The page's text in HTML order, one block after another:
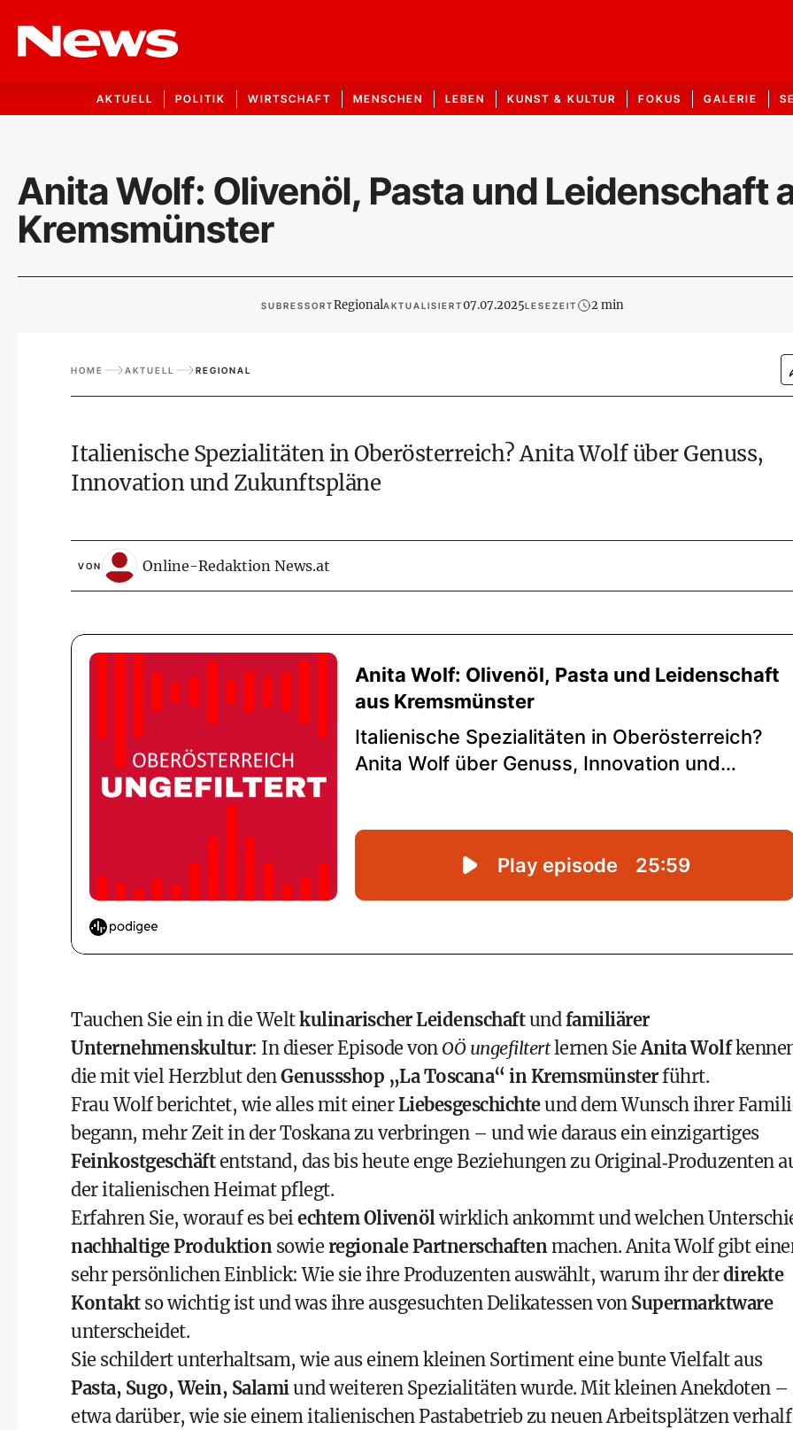
AKTUELL POLITIK WIRTSCHAFT MENSCHEN LEBEN KUNST & KULTUR FOKUS GALERIE
Anita Wolf: Olivenöl, Pasta und Leidenschaft
Kremsmünster
SUBRESSORTRegionalAKTUALISIERT07.07.2025LESEZEIT 2 min
HOME AKTUELL REGIONAL
Italienische Spezialitäten in Oberösterreich? Anita Wolf über Genuss,
Innovation und Zukunftspläne
VON Online-Redaktion News.at
Tauchen Sie ein in die Weltkulinarischer Leidenschaftundfamiliärer
Unternehmenskultur: In dieser Episode von OÖ ungefiltertlernen SieAnita Wolf
die mit viel Herzblut denGenussshop „La Toscana“ in Kremsmünsterführt.
Frau Wolf berichtet, wie alles mit einerLiebesgeschichteund dem Wunsch ihrer
begann, mehr Zeit in der Toskana zu verbringen – und wie daraus ein einzigartiges
Feinkostgeschäftentstand, das bis heute enge Beziehungen zu Original‐Produzenten
der italienischen Heimat pflegt.
Erfahren Sie, worauf es beiechtem Olivenölwirklich ankommt und welchen
nachhaltige Produktion sowie regionale Partnerschaften machen. Anita Wolf gibt
sehr persönlichen Einblick: Wie sie ihre Produzenten auswählt, warum ihr derdirekte
Kontaktso wichtig ist und was ihre ausgesuchten Delikatessen von Supermarktware
unterscheidet.
Sie schildert unterhaltsam, wie aus einem kleinen Sortiment eine bunte Vielfalt aus
Pasta, Sugo, Wein, Salamiund weiteren Spezialitäten wurde. Mit kleinen Anekdoten –
etwa darüber, wie sie einem italienischen Pastabetrieb zu neuen Arbeitsplätzen